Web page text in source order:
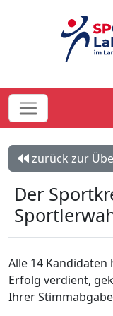
zurück zur
Der
Alle 14
Erfolg verdient,
Ihrer